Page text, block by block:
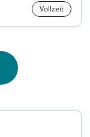
Vollzeit